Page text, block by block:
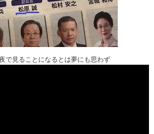
で見ることになるとは夢にも思わず